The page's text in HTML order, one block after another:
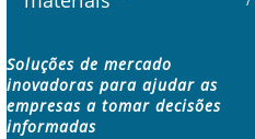
Soluções de mercado
inovadoras para ajudar as
empresas a tomar decisões
informadas